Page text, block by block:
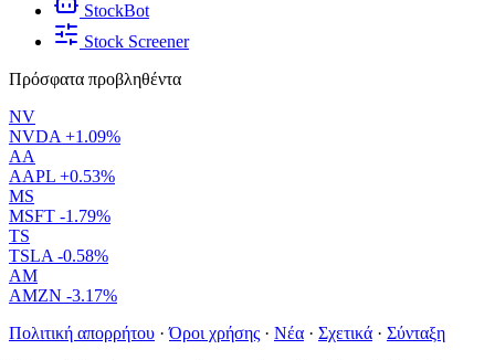
StockBot
Stock Screener
Πρόσφατα προβληθέντα
NV
NVDA +1.09%
AA
AAPL +0.53%
MS
MSFT -1.79%
TS
TSLA -0.58%
AM
AMZN -3.17%
Πολιτική απορρήτου · Όροι χρήσης · Νέα · Σχετικά · Σύνταξη